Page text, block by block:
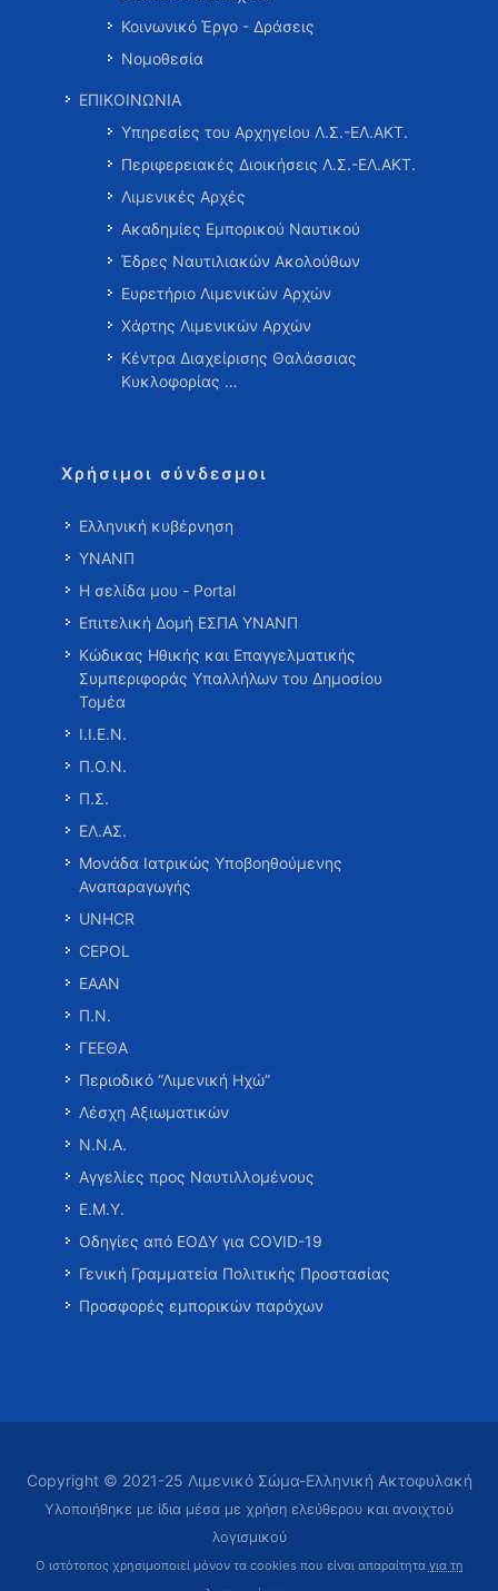
Κοινωνικό Έργο - Δράσεις
Νομοθεσία
ΕΠΙΚΟΙΝΩΝΙΑ
Υπηρεσίες του Αρχηγείου Λ.Σ.-ΕΛ.ΑΚΤ.
Περιφερειακές Διοικήσεις Λ.Σ.-ΕΛ.ΑΚΤ.
Λιμενικές Αρχές
Ακαδημίες Εμπορικού Ναυτικού
Έδρες Ναυτιλιακών Ακολούθων
Ευρετήριο Λιμενικών Αρχών
Χάρτης Λιμενικών Αρχών
Κέντρα Διαχείρισης Θαλάσσιας
Κυκλοφορίας …
Χρήσιμοι σύνδεσμοι
Ελληνική κυβέρνηση
ΥΝΑΝΠ
Η σελίδα μου - Portal
Επιτελική Δομή ΕΣΠΑ ΥΝΑΝΠ
Κώδικας Ηθικής και Επαγγελματικής
Συμπεριφοράς Υπαλλήλων του Δημοσίου
Τομέα
Ι.Ι.Ε.Ν.
Π.Ο.Ν.
Π.Σ.
ΕΛ.ΑΣ.
Μονάδα Ιατρικώς Υποβοηθούμενης
Αναπαραγωγής
UNHCR
CEPOL
ΕΑΑΝ
Π.Ν.
ΓΕΕΘΑ
Περιοδικό “Λιμενική Ηχώ”
Λέσχη Αξιωματικών
Ν.Ν.Α.
Αγγελίες προς Ναυτιλλομένους
Ε.Μ.Υ.
Οδηγίες από ΕΟΔΥ για COVID-19
Γενική Γραμματεία Πολιτικής Προστασίας
Προσφορές εμπορικών παρόχων
Copyright © 2021-25 Λιμενικό Σώμα-Ελληνική Ακτοφυλακή
Υλοποιήθηκε με ίδια μέσα με χρήση ελεύθερου και ανοιχτού
λογισμικού
Ο ιστότοπος χρησιμοποιεί μόνον τα cookies που είναι απαραίτητα για τη